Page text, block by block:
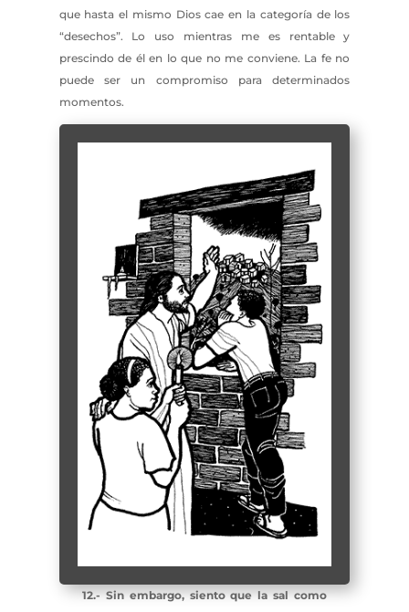
que hasta el mismo Dios cae en la categoría de los
“desechos”. Lo uso mientras me es rentable y
prescindo de él en lo que no me conviene. La fe no
puede ser un compromiso para determinados
momentos.
12.- Sin embargo, siento que la sal como